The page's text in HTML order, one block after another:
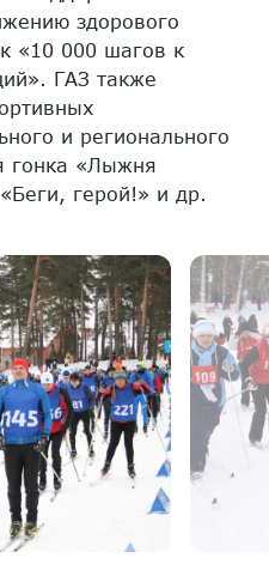
здорового
«10 000 шагов к
ГАЗ также
и регионального
гонка «Лыжня
герой!» и др.